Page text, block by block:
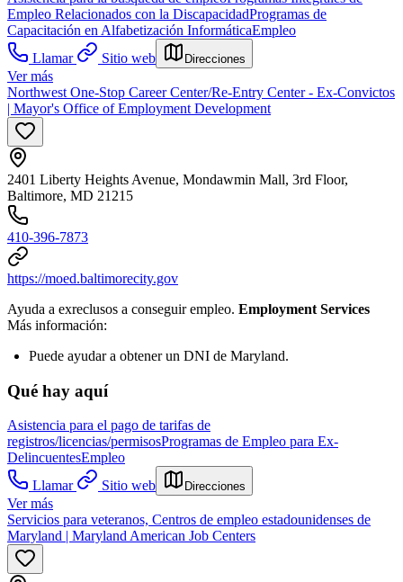
Empleo Relacionados con la DiscapacidadProgramas de
Capacitación en Alfabetización InformáticaEmpleo
Llamar
Sitio web Direcciones
Ver más
Northwest One-Stop Career Center/Re-Entry Center - Ex-Convictos
| Mayor's Office of Employment Development
2401 Liberty Heights Avenue, Mondawmin Mall, 3rd Floor,
Baltimore, MD 21215
410-396-7873
https://moed.baltimorecity.gov
Ayuda a exreclusos a conseguir empleo. Employment Services
Más información:
Puede ayudar a obtener un DNI de Maryland.
Qué hay aquí
Asistencia para el pago de tarifas de
registros/licencias/permisosProgramas de Empleo para Ex-
DelincuentesEmpleo
Llamar
Sitio web Direcciones
Ver más
Servicios para veteranos, Centros de empleo estadounidenses de
Maryland | Maryland American Job Centers